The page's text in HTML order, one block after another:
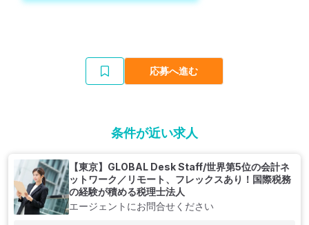
応募へ進む
条件が近い求人
【東京】GLOBAL Desk Staff/世界第5位の会計ネ
ットワーク／リモート、フレックスあり！国際税務
の経験が積める税理士法人
エージェントにお問合せください